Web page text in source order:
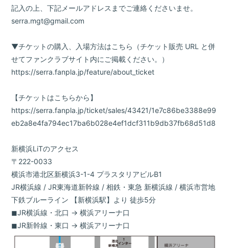
記入の上、下記メールアドレスまでご連絡くださいませ。
serra.mgt@gmail.com
▼チケットの購入、入場方法はこちら（チケット販売 URL と併
せてファンクラブサイト内にご掲載ください。）
https://serra.fanpla.jp/feature/about_ticket
【チケットはこちらから】
https://serra.fanpla.jp/ticket/sales/43421/1e7c86be3388e99
eb2a8e4fa794ec17ba6b028e4ef1dcf311b9db37fb68d51d8
新横浜LiTのアクセス
〒222-0033
横浜市港北区新横浜3-1-4 プラスタリアビルB1
JR横浜線 / JR東海道新幹線 / 相鉄・東急 新横浜線 / 横浜市営地
下鉄ブルーライン 【新横浜駅】より 徒歩5分
◼︎JR横浜線・北口 → 横浜アリーナ口
◼︎JR新幹線・東口 → 横浜アリーナ口